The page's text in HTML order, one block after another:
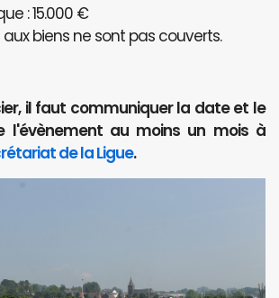
: 15.000 €
biens ne sont pas couverts.
il faut communiquer la date et le
l'évènement au moins un mois à
de la Ligue.